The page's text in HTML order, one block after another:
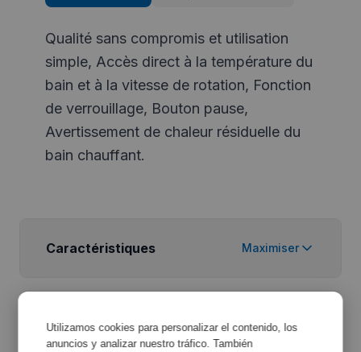
Qualité sans compromis et utilisation
simple, Accès direct à la température du
bain et à la vitesse de rotation, Fonction
de verrouillage, Bouton pause,
Avertissement de chaleur résiduelle du
bain chauffant.
Caractéristiques Maximiser
Spécifications de
l'équipement
Maximiser
Utilizamos cookies para personalizar el contenido, los
anuncios y analizar nuestro tráfico. También